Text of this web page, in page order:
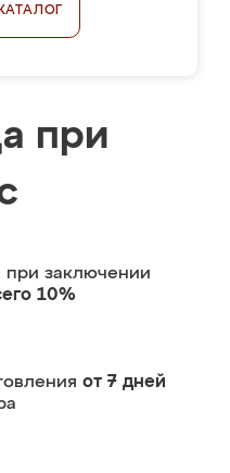
при
при заключении
10%
от 7 дней